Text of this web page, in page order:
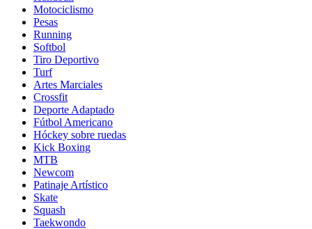
Motociclismo
Pesas
Running
Softbol
Tiro Deportivo
Turf
Artes Marciales
Crossfit
Deporte Adaptado
Fútbol Americano
Hóckey sobre ruedas
Kick Boxing
MTB
Newcom
Patinaje Artístico
Skate
Squash
Taekwondo